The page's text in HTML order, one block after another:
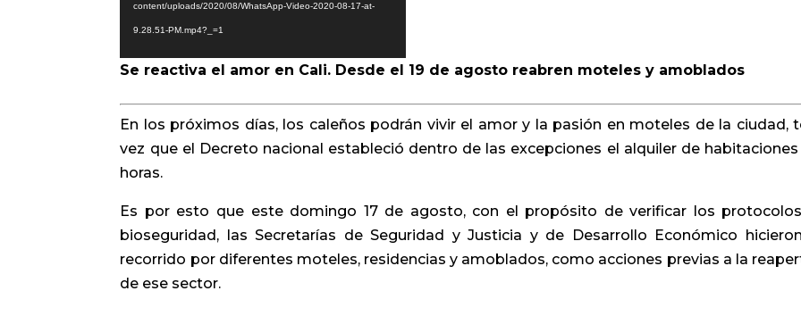
content/uploads/2020/08/WhatsApp-Video-2020-08-17-at-
9.28.51-PM.mp4?_=1
Se reactiva el amor en Cali. Desde el 19 de agosto reabren moteles y amoblados
En los próximos días, los caleños podrán vivir el amor y la pasión en moteles de la ciudad,
vez que el Decreto nacional estableció dentro de las excepciones el alquiler de
horas.
Es por esto que este domingo 17 de agosto, con el propósito de verificar los
bioseguridad, las Secretarías de Seguridad y Justicia y de Desarrollo Económico
recorrido por diferentes moteles, residencias y amoblados, como acciones previas a la
de ese sector.